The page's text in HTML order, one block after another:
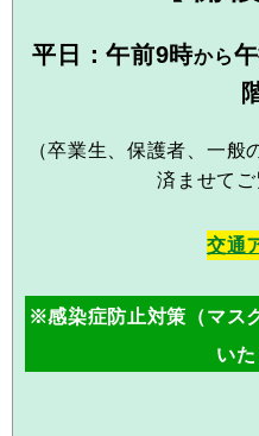
平日：午前9時から
（卒業生、保護者、一
済ませてご
交通
※感染症防止対策（マス
い